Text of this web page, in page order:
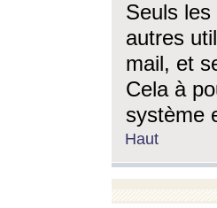
Seuls
autres
mail, et
Cela à
système
Haut